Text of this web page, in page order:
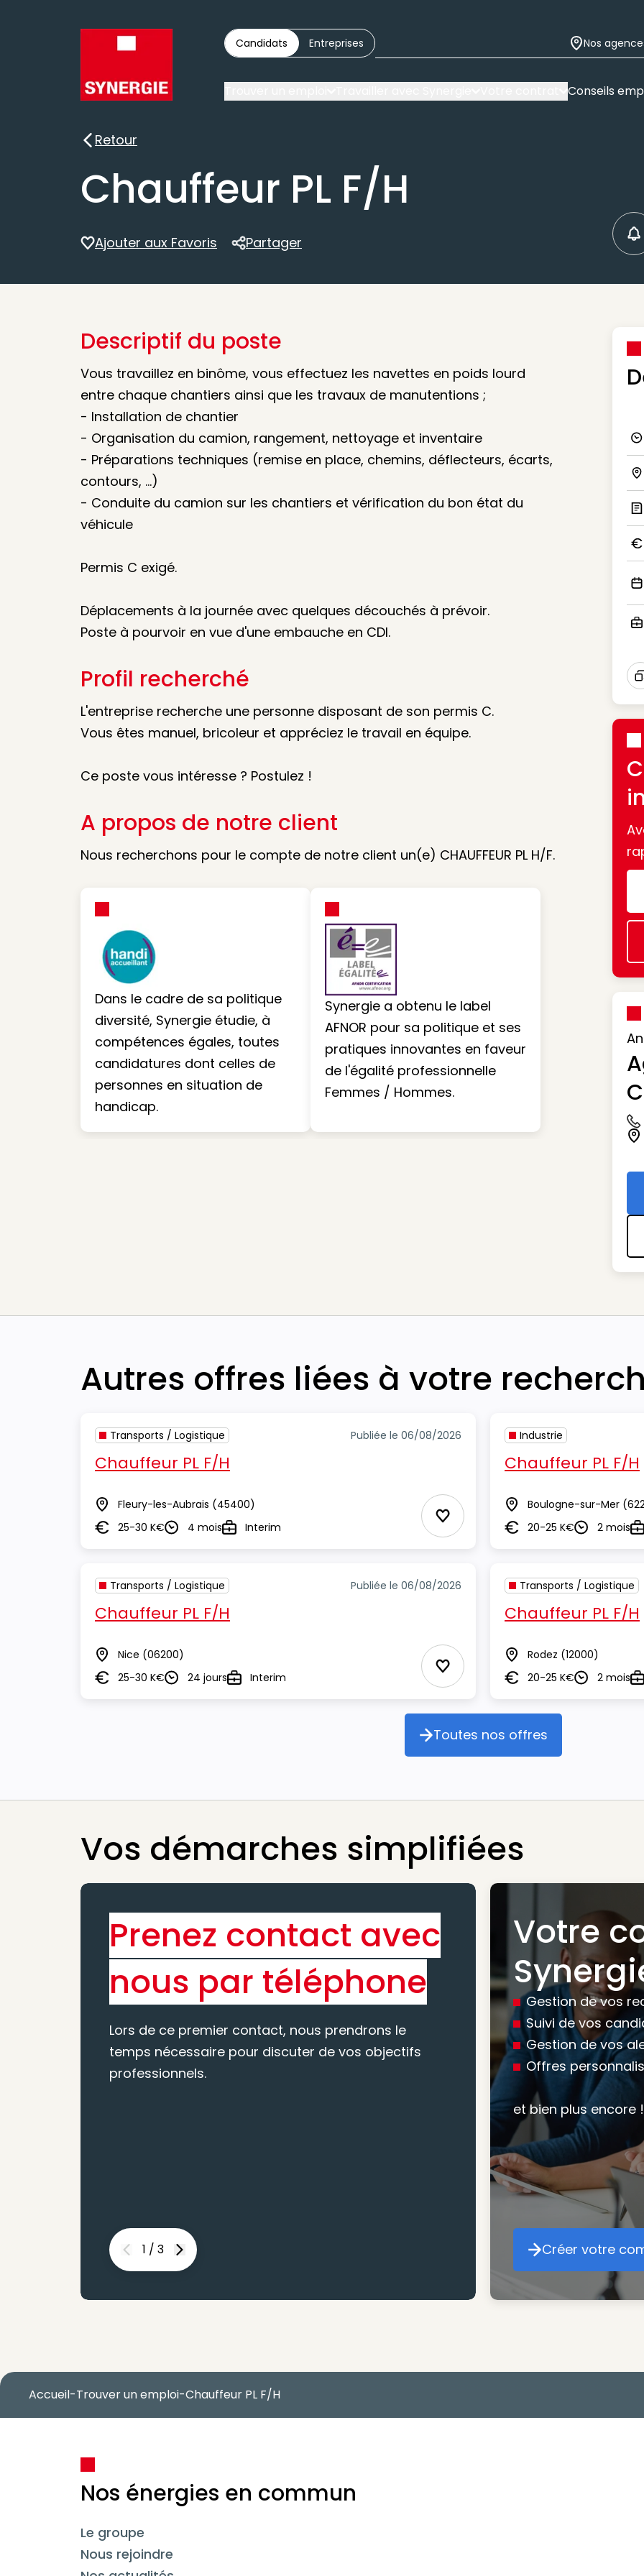
Candidats Entreprises Nos
Conseils
Retour
Retour
Chauffeur PL F/H
Ajouter aux Favoris
Partager
Partager
Descriptif du poste
Vous travaillez en binôme, vous effectuez les navettes en poids lourd
entre chaque chantiers ainsi que les travaux de manutentions ;
- Installation de chantier
- Organisation du camion, rangement, nettoyage et inventaire
- Préparations techniques (remise en place, chemins, déflecteurs, écarts,
contours, …)
- Conduite du camion sur les chantiers et vérification du bon état du
véhicule
Permis C exigé.
Déplacements à la journée avec quelques découchés à prévoir.
Poste à pourvoir en vue d'une embauche en CDI.
Profil recherché
L'entreprise recherche une personne disposant de son permis C.
Vous êtes manuel, bricoleur et appréciez le travail en équipe.
Ce poste vous intéresse ? Postulez !
A propos de notre client
Nous recherchons pour le compte de notre client un(e) CHAUFFEUR PL H/F.
Dans le cadre de sa politique
diversité, Synergie étudie, à
compétences égales, toutes
candidatures dont celles de
personnes en situation de
handicap.
Synergie a obtenu le label
AFNOR pour sa politique et ses
pratiques innovantes en faveur
de l'égalité professionnelle
Femmes / Hommes.
Autres offres liées à votre
Transports / Logistique Publiée le 06/08/2026
Chauffeur PL F/H
Lieu Fleury-les-Aubrais (45400)
Salaire25-30 K€Durée4 moisTypeInterim Ajouter aux Favoris
Industrie
Chauffeur PL F/H
Lieu Boulogne-sur-Mer
Salaire20-25 K€Durée2 mois
Transports / Logistique Publiée le 06/08/2026
Chauffeur PL F/H
Lieu Nice (06200)
Salaire25-30 K€Durée24 joursTypeInterim Ajouter aux Favoris
Transports / Logistique
Chauffeur PL F/H
Lieu Rodez (12000)
Salaire20-25 K€Durée2 mois
Toutes nos offres
Toutes nos offres
Vos démarches simplifiées
Prenez contact avec
nous par téléphone
Lors de ce premier contact, nous prendrons le
temps nécessaire pour discuter de vos objectifs
professionnels.
Nous vous
votre recherche,
mesure pour
atteindre vos
1 / 3
Next
Votre
Gestion de vos
Suivi de vos
Gestion de vos
Offres
et bien plus encore !
Créer votre
Accueil-Trouver un emploi-Chauffeur PL F/H
Nos énergies en commun
Le groupe
Nous rejoindre